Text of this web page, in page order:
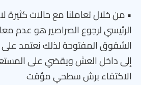
• من خلال تعاملنا مع حالات كثيرة
الرئيسي لرجوع الصراصير هو عدم
الشقوق المفتوحة لذلك نعتمد
إلى داخل العش ويقضي على
الاكتفاء برش سطحي مؤقت